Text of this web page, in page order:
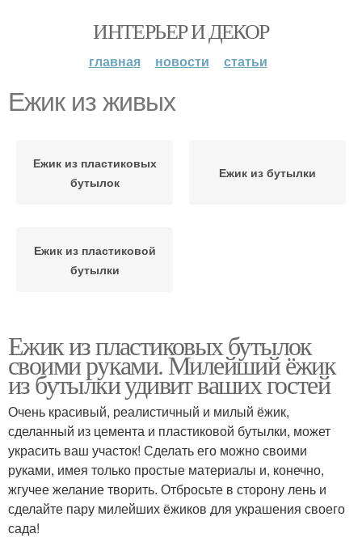
ИНТЕРЬЕР И ДЕКОР
главная новости статьи
Ежик из живых
Ежик из пластиковых
бутылок
Ежик из бутылки
Ежик из пластиковой
бутылки
Ежик из пластиковых бутылок
своими руками. Милейший ёжик
из бутылки удивит ваших гостей
Очень красивый, реалистичный и милый ёжик,
сделанный из цемента и пластиковой бутылки, может
украсить ваш участок! Сделать его можно своими
руками, имея только простые материалы и, конечно,
жгучее желание творить. Отбросьте в сторону лень и
сделайте пару милейших ёжиков для украшения своего
сада!